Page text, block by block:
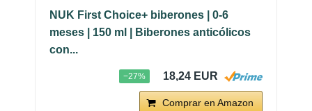
NUK First Choice+ biberones | 0-6
meses | 150 ml | Biberones anticólicos
con...
−27% 18,24 EUR
Comprar en Amazon